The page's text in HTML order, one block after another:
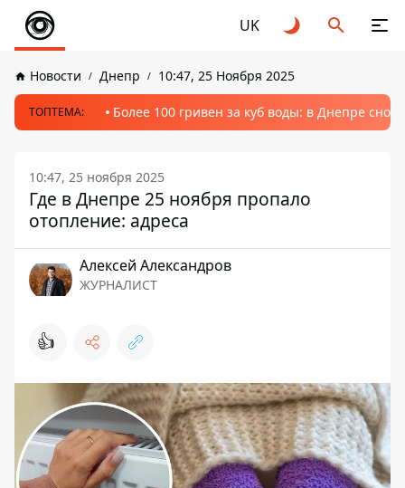
UK
Новости Днепр 10:47, 25 Ноября 2025
ТОПТЕМА: Более 100 гривен за куб воды: в Днепре
10:47, 25 ноября 2025
Где в Днепре 25 ноября пропало
отопление: адреса
Алексей Александров
ЖУРНАЛИСТ
👍